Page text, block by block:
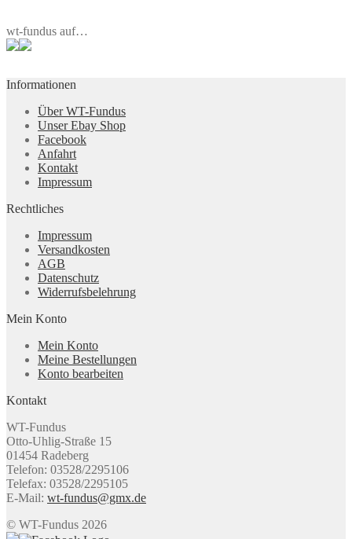
wt-fundus auf…
Informationen
Über WT-Fundus
Unser Ebay Shop
Facebook
Anfahrt
Kontakt
Impressum
Rechtliches
Impressum
Versandkosten
AGB
Datenschutz
Widerrufsbelehrung
Mein Konto
Mein Konto
Meine Bestellungen
Konto bearbeiten
Kontakt
WT-Fundus
Otto-Uhlig-Straße 15
01454 Radeberg
Telefon: 03528/2295106
Telefax: 03528/2295105
E-Mail: wt-fundus@gmx.de
© WT-Fundus 2026